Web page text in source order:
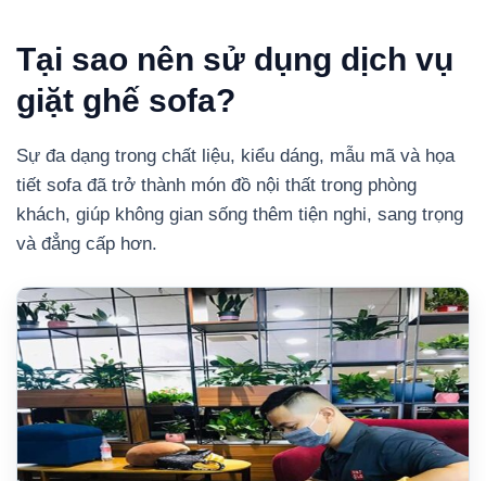
Tại sao nên sử dụng dịch vụ
giặt ghế sofa?
Sự đa dạng trong chất liệu, kiểu dáng, mẫu mã và họa
tiết sofa đã trở thành món đồ nội thất trong phòng
khách, giúp không gian sống thêm tiện nghi, sang trọng
và đẳng cấp hơn.